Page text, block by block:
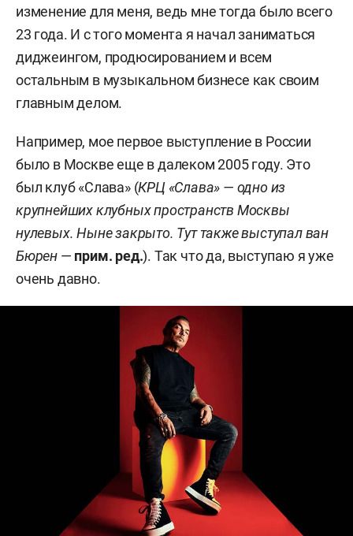
изменение для меня, ведь мне тогда было всего
23 года. И с того момента я начал заниматься
диджеингом, продюсированием и всем
остальным в музыкальном бизнесе как своим
главным делом.
Например, мое первое выступление в России
было в Москве еще в далеком 2005 году. Это
был клуб «Слава» (КРЦ «Слава» — одно из
крупнейших клубных пространств Москвы
нулевых. Ныне закрыто. Тут также выступалван
Бюрен — прим. ред.). Так что да, выступаю я уже
очень давно.